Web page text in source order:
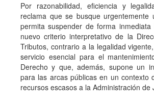
Por razonabilidad, eficiencia y
reclama que se busque urgentemente
permita suspender de forma
nuevo criterio interpretativo de la
Tributos, contrario a la legalidad
servicio esencial para el
Derecho y que, además, supone un
para las arcas públicas en un contexto
recursos escasos a la Administración de